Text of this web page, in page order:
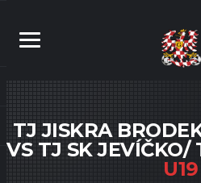
TJ JISKRA
VS TJ SK JEVÍČKO/
U19